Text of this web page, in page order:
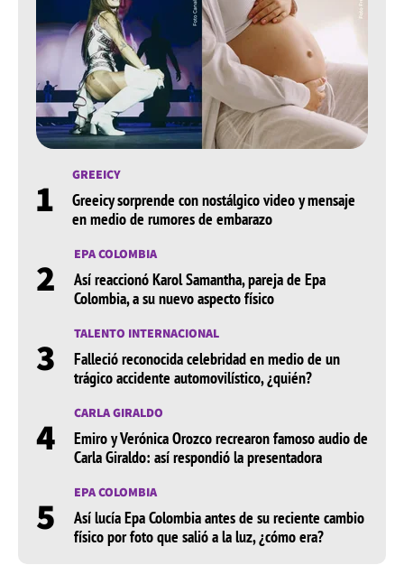
1 GREEICY
Greeicy sorprende con nostálgico video y mensaje
en medio de rumores de embarazo
2 EPA COLOMBIA
Así reaccionó Karol Samantha, pareja de Epa
Colombia, a su nuevo aspecto físico
3 TALENTO INTERNACIONAL
Falleció reconocida celebridad en medio de un
trágico accidente automovilístico, ¿quién?
4 CARLA GIRALDO
Emiro y Verónica Orozco recrearon famoso audio de
Carla Giraldo: así respondió la presentadora
5 EPA COLOMBIA
Así lucía Epa Colombia antes de su reciente cambio
físico por foto que salió a la luz, ¿cómo era?